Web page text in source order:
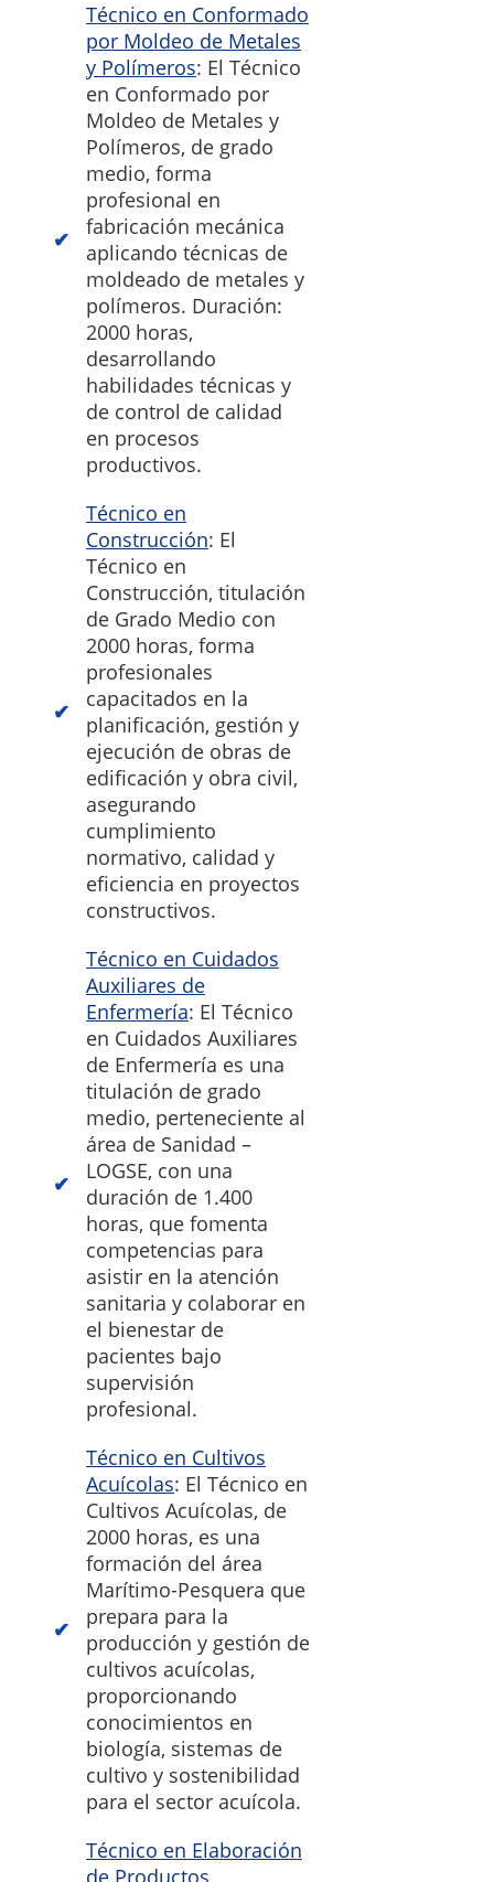
Técnico en Conformado
por Moldeo de Metales
y Polímeros: El Técnico
en Conformado por
Moldeo de Metales y
Polímeros, de grado
medio, forma
profesional en
fabricación mecánica
aplicando técnicas de
moldeado de metales y
polímeros. Duración:
2000 horas,
desarrollando
habilidades técnicas y
de control de calidad
en procesos
productivos.
Técnico en
Construcción: El
Técnico en
Construcción, titulación
de Grado Medio con
2000 horas, forma
profesionales
capacitados en la
planificación, gestión y
ejecución de obras de
edificación y obra civil,
asegurando
cumplimiento
normativo, calidad y
eficiencia en proyectos
constructivos.
Técnico en Cuidados
Auxiliares de
Enfermería: El Técnico
en Cuidados Auxiliares
de Enfermería es una
titulación de grado
medio, perteneciente al
área de Sanidad –
LOGSE, con una
duración de 1.400
horas, que fomenta
competencias para
asistir en la atención
sanitaria y colaborar en
el bienestar de
pacientes bajo
supervisión
profesional.
Técnico en Cultivos
Acuícolas: El Técnico en
Cultivos Acuícolas, de
2000 horas, es una
formación del área
Marítimo-Pesquera que
prepara para la
producción y gestión de
cultivos acuícolas,
proporcionando
conocimientos en
biología, sistemas de
cultivo y sostenibilidad
para el sector acuícola.
Técnico en Elaboración